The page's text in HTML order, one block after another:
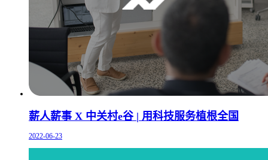
薪人薪事 X 中关村e谷 | 用科技服务植根全国
2022-06-23